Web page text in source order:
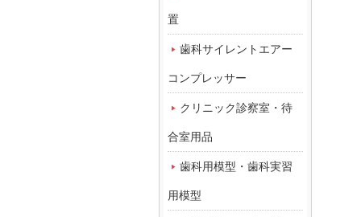
置
歯科サイレントエアー
コンプレッサー
クリニック診察室・待
合室用品
歯科用模型・歯科実習
用模型